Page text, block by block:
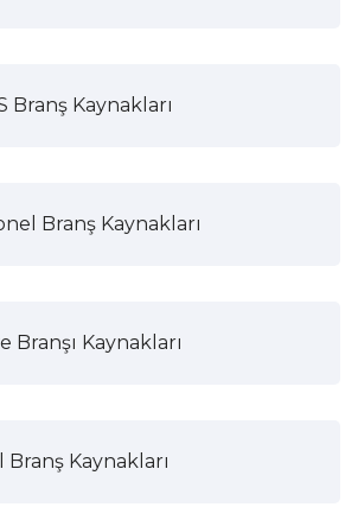
Branş Kaynakları
Branş Kaynakları
Branşı Kaynakları
Branş Kaynakları